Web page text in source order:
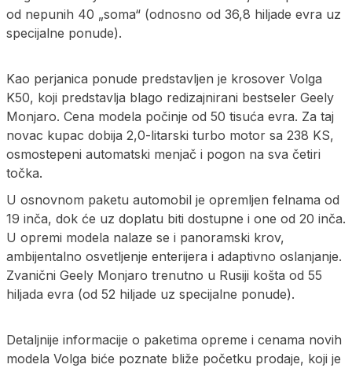
od nepunih 40 „soma“ (odnosno od 36,8 hiljade evra uz
specijalne ponude).
Kao perjanica ponude predstavljen je krosover Volga
K50, koji predstavlja blago redizajnirani bestseler Geely
Monjaro. Cena modela počinje od 50 tisuća evra. Za taj
novac kupac dobija 2,0-litarski turbo motor sa 238 KS,
osmostepeni automatski menjač i pogon na sva četiri
točka.
U osnovnom paketu automobil je opremljen felnama od
19 inča, dok će uz doplatu biti dostupne i one od 20 inča.
U opremi modela nalaze se i panoramski krov,
ambijentalno osvetljenje enterijera i adaptivno oslanjanje.
Zvanični Geely Monjaro trenutno u Rusiji košta od 55
hiljada evra (od 52 hiljade uz specijalne ponude).
Detaljnije informacije o paketima opreme i cenama novih
modela Volga biće poznate bliže početku prodaje, koji je